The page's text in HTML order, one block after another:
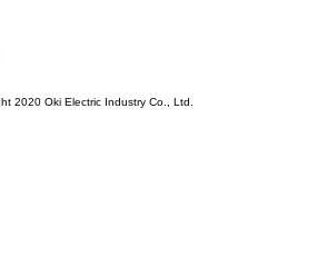
2020 Oki Electric Industry Co., Ltd.